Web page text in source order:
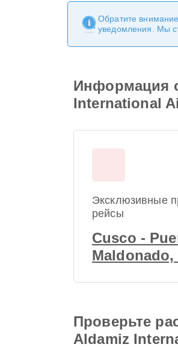
Обратите
уведомления. Мы
Информация
International
Эксклюзивные
рейсы
Cusco -
Maldonado,
Проверьте
Aldamiz